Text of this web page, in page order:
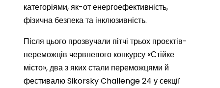
категоріями, як-от енергоефективність,
фізична безпека та інклюзивність.
Після цього прозвучали пітчі трьох проєктів-
переможців червневого конкурсу «Стійке
місто», два з яких стали переможцями й
фестивалю Sikorsky Challenge 24 у секції